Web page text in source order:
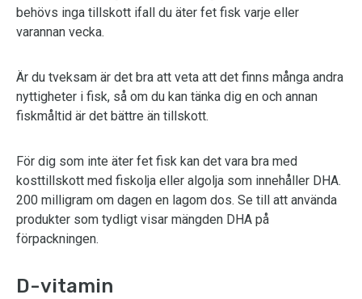
behövs inga tillskott ifall du äter fet fisk varje eller
varannan vecka.
Är du tveksam är det bra att veta att det finns många andra
nyttigheter i fisk, så om du kan tänka dig en och annan
fiskmåltid är det bättre än tillskott.
För dig som inte äter fet fisk kan det vara bra med
kosttillskott med fiskolja eller algolja som innehåller DHA.
200 milligram om dagen en lagom dos. Se till att använda
produkter som tydligt visar mängden DHA på
förpackningen.
D-vitamin